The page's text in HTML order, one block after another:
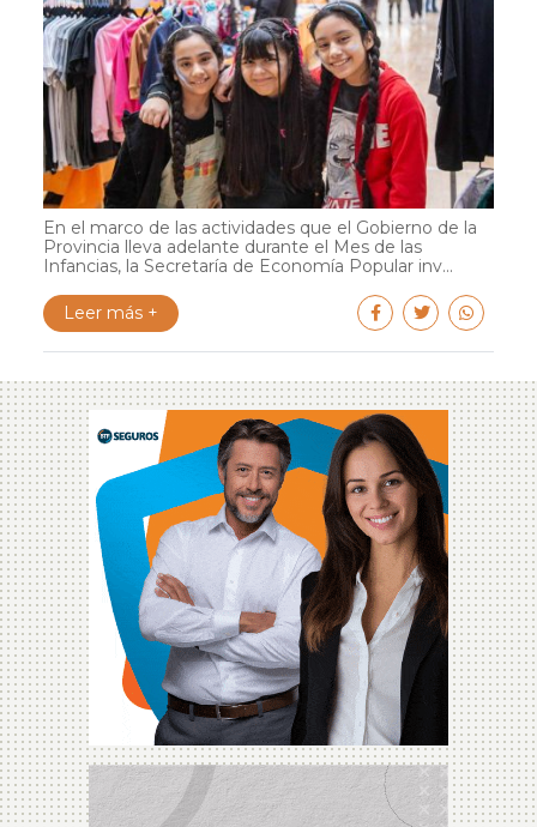
En el marco de las actividades que el Gobierno de la
Provincia lleva adelante durante el Mes de las
Infancias, la Secretaría de Economía Popular inv...
Leer más +